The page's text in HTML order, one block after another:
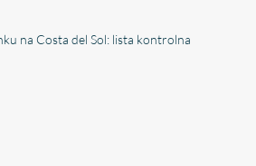
na Costa del Sol: lista kontrolna